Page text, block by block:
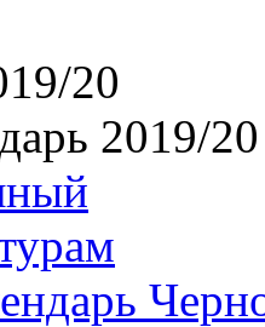
20
2019/20